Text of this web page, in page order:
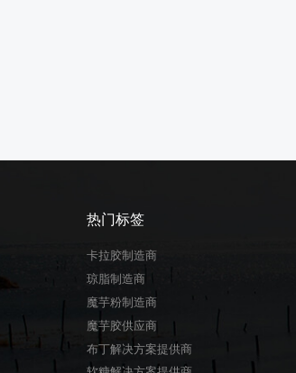
热门标签
卡拉胶制造商
琼脂制造商
魔芋粉制造商
魔芋胶供应商
布丁解决方案提供商